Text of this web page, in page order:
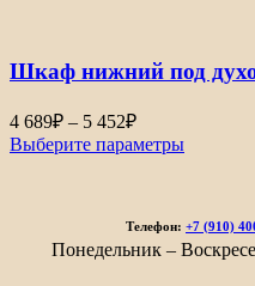
9
Шкаф нижний под
4 689₽ – 5 452₽Диапазон
цен:
4
5
452₽
Выберите параметры
Телефон: +7 (910)
Понедельник –